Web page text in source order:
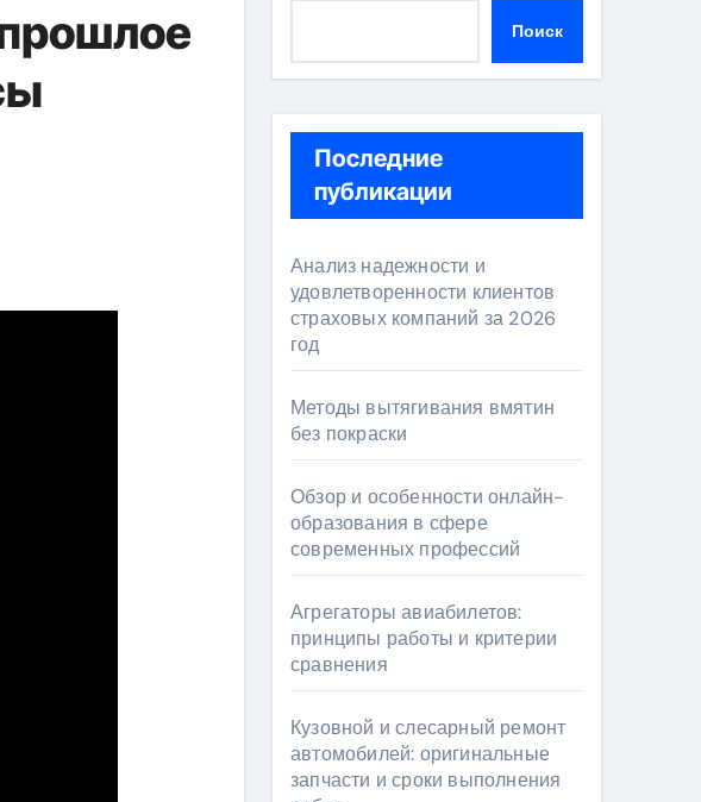
Поиск
Последние
публикации
Анализ надежности и
удовлетворенности клиентов
страховых компаний за 2026
год
Методы вытягивания вмятин
без покраски
Обзор и особенности онлайн-
образования в сфере
современных профессий
Агрегаторы авиабилетов:
принципы работы и критерии
сравнения
Кузовной и слесарный ремонт
автомобилей: оригинальные
запчасти и сроки выполнения